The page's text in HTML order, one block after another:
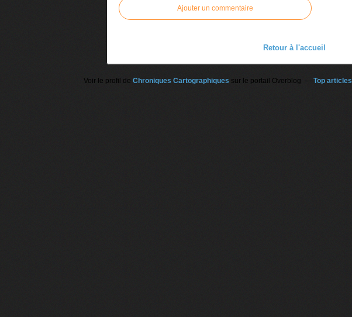
Ajouter un commentaire
Retour à l'accueil
Voir le profil de Chroniques Cartographiques sur le portail Overblog Top articles